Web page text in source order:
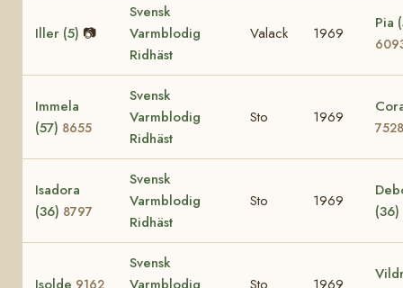
Iller (5) 📷
Svensk
Varmblodig
Ridhäst
Valack 1969
Pia
Immela
(57) 8655
Svensk
Varmblodig
Ridhäst
Sto 1969
7528
Isadora
(36) 8797
Svensk
Varmblodig
Ridhäst
Sto 1969
(36)
Isolde 9162
Svensk
Varmblodig
Sto 1969